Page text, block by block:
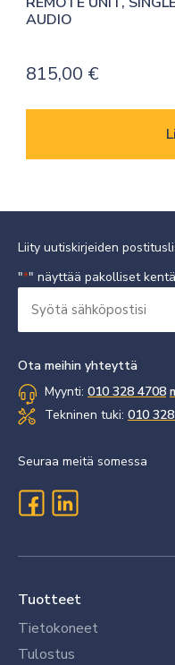
AUDIO
815,00 €
Liity uutiskirjeiden
"*" näyttää pakolliset
sähköpostisi
Ota meihin yhteyttä
Myynti: 010 328 4708
Tekninen tuki: 010
Seuraa meitä somessa
Tuotteet
Tietokoneet
Tulostus